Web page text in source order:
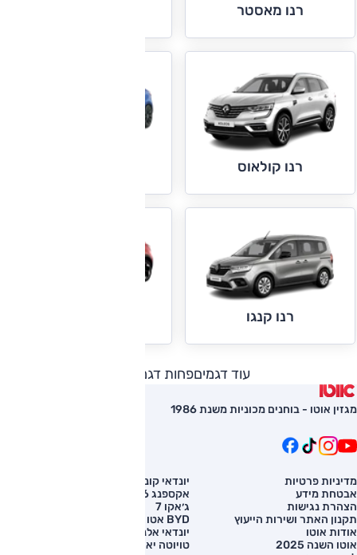
רנו מאסטר
רנו קולאוס
רנו קנגו
עוד דגמיםפחות דגמים
מגזין אוטו - בוחנים מכוניות משנת 1986
מדיניות פרטיות
אבטחת מידע
הצהרת נגישות
תקנון האתר ושירות הייעוץ
אודות אוטו
אוטו השנה 2025
יונדאי קונה
אקספנג G6
ג׳אקו 7
BYD אטו 3
יונדאי אלנטרה
טויוטה יאריס קרוס